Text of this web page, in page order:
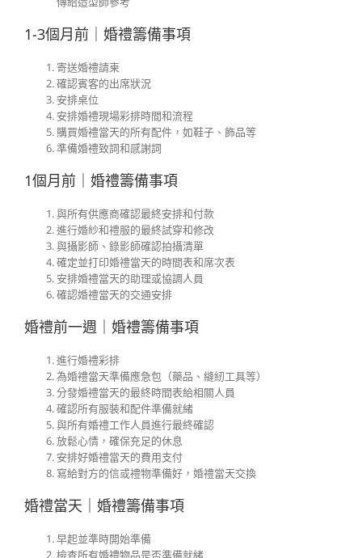
1-3個月前｜婚禮籌備事項
寄送婚禮請柬
確認賓客的出席狀況
安排桌位
安排婚禮現場彩排時間和流程
購買婚禮當天的所有配件，如鞋子、飾品等
準備婚禮致詞和感謝詞
1個月前｜婚禮籌備事項
與所有供應商確認最終安排和付款
進行婚紗和禮服的最終試穿和修改
與攝影師、錄影師確認拍攝清單
確定並打印婚禮當天的時間表和席次表
安排婚禮當天的助理或協調人員
確認婚禮當天的交通安排
婚禮前一週｜婚禮籌備事項
進行婚禮彩排
為婚禮當天準備應急包（藥品、縫紉工具等）
分發婚禮當天的最終時間表給相關人員
確認所有服裝和配件準備就緒
與所有婚禮工作人員進行最終確認
放鬆心情，確保充足的休息
安排好婚禮當天的費用支付
寫給對方的信或禮物準備好，婚禮當天交換
婚禮當天｜婚禮籌備事項
早起並準時開始準備
檢查所有婚禮物品是否準備就緒